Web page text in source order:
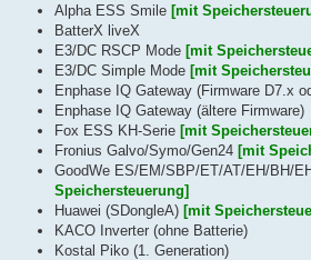
Alpha ESS Smile [mit
BatterX liveX
E3/DC RSCP Mode [mit
E3/DC Simple Mode [mit
Enphase IQ Gateway (Firmware D7.x
Enphase IQ Gateway (ältere Firmware)
Fox ESS KH-Serie [mit
Fronius Galvo/Symo/Gen24 [mit
GoodWe ES/EM/SBP/ET/AT/EH/BH/
Speichersteuerung]
Huawei (SDongleA) [mit
KACO Inverter (ohne Batterie)
Kostal Piko (1. Generation)